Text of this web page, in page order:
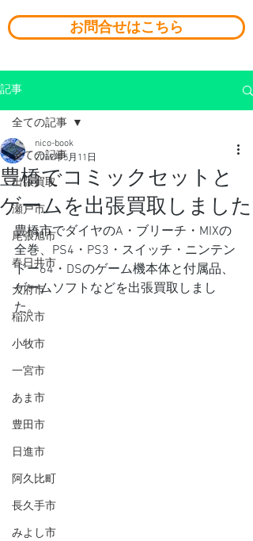
お問合せはこちら
記事
全ての記事
出張買取
瀬戸市
尾張旭市
春日井市
大府市
稲沢市
小牧市
一宮市
あま市
豊田市
日進市
阿久比町
長久手市
みよし市
全ての記事
豊橋でコミックセットと
ゲームを出張買取しました
nico-book
2019年5月11日
豊橋市でダイヤのA・ブリーチ・MIXの
全巻、PS4・PS3・スイッチ・ニンテン
ドー64・DSのゲーム機本体と付属品、
ゲームソフトなどを出張買取しまし
た。